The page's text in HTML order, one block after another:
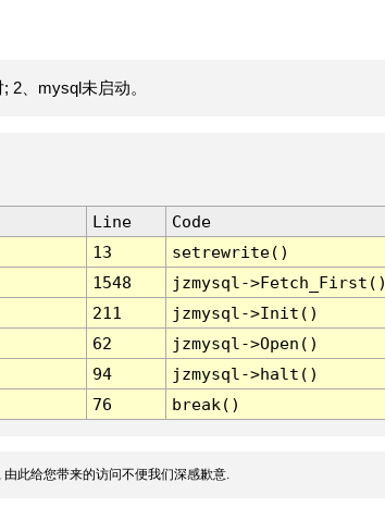
2、mysql未启动。
Line
Code
13
setrewrite()
1548
jzmysql-
211
jzmysql->Init()
62
jzmysql->Open()
94
jzmysql->halt()
76 break()
此给您带来的访问不便我们深感歉意.